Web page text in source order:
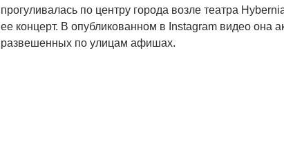
прогуливалась по центру города возле театра
ее концерт. В опубликованном в Instagram видео она
развешенных по улицам афишах.